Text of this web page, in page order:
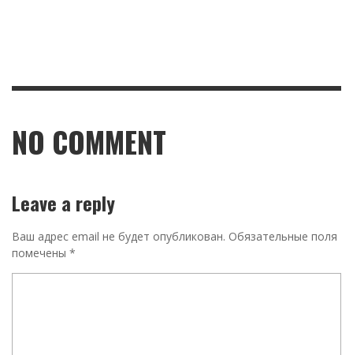
NO COMMENT
Leave a reply
Ваш адрес email не будет опубликован. Обязательные поля
помечены *